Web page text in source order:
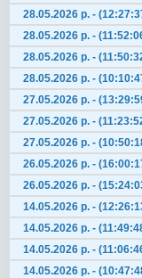
28.05.2026 р. -
28.05.2026 р. -
28.05.2026 р. -
28.05.2026 р. -
27.05.2026 р. -
27.05.2026 р. -
27.05.2026 р. -
26.05.2026 р. -
26.05.2026 р. -
14.05.2026 р. -
14.05.2026 р. -
14.05.2026 р. -
14.05.2026 р. -